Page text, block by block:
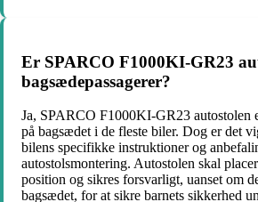
Er SPARCO F1000KI-GR23
bagsædepassagerer?
Ja, SPARCO F1000KI-GR23 autostolen
på bagsædet i de fleste biler. Dog er det
bilens specifikke instruktioner og
autostolsmontering. Autostolen skal
position og sikres forsvarligt, uanset om
bagsædet, for at sikre barnets sikkerhed